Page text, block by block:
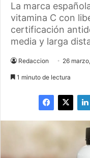
La marca
vitamina C con
certificación
media y larga
Redaccion 26
1 minuto de lectura